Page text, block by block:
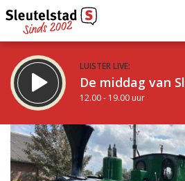
LUISTER LIVE:
De middag van
12.00 - 19.00 uur
STRAKS:
De avond van Sleutelstad
19.00 - 22.00 uur
Vorig uur
uur 1 van 0